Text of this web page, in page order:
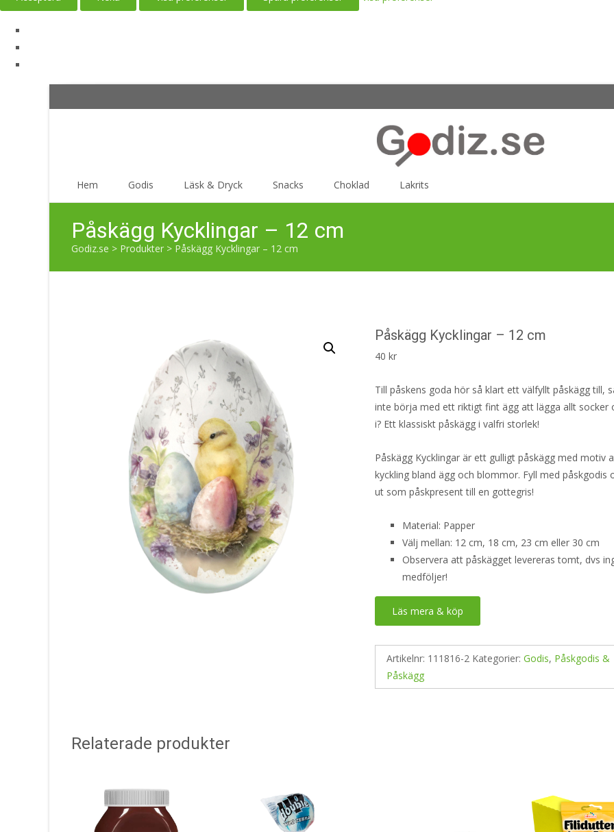
Hem Godis Läsk & Dryck Snacks Choklad Lakrits
Påskägg Kycklingar – 12 cm
Godiz.se > Produkter > Påskägg Kycklingar – 12 cm
Påskägg Kycklingar – 12 cm
40kr
Till påskens goda hör så klart ett välfyllt påskägg till,
inte börja med ett riktigt fint ägg att lägga allt socker
i? Ett klassiskt påskägg i valfri storlek!
Påskägg Kycklingar är ett gulligt påskägg med motiv
kyckling bland ägg och blommor. Fyll med påskgodis
ut som påskpresent till en gottegris!
Material: Papper
Välj mellan: 12 cm, 18 cm, 23 cm eller 30 cm
Observera att påskägget levereras tomt, dvs
medföljer!
Läs mera & köp
Artikelnr: 111816-2 Kategorier:Godis, Påskgodis &
Påskägg
Relaterade produkter